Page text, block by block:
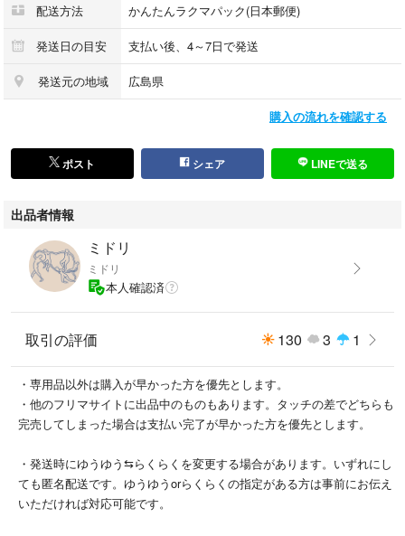
配送方法 かんたんラクマパック(日本郵便)
発送日の目安 支払い後、4～7日で発送
発送元の地域 広島県
購入の流れを確認する
ポスト シェア LINEで送る
出品者情報
ミドリ
ミドリ
本人確認済
取引の評価 130 3 1
・専用品以外は購入が早かった方を優先とします。
・他のフリマサイトに出品中のものもあります。タッチの差でどちらも
完売してしまった場合は支払い完了が早かった方を優先とします。
・発送時にゆうゆう⇆らくらくを変更する場合があります。いずれにし
ても匿名配送です。ゆうゆうorらくらくの指定がある方は事前にお伝え
いただければ対応可能です。